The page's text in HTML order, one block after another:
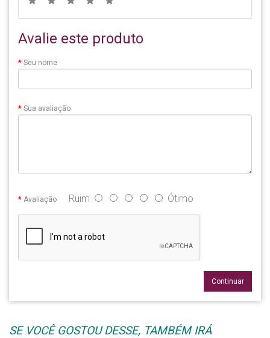
Avalie este produto
Seu nome
Sua avaliação
Avaliação Ruim Ótimo
Continuar
SE VOCÊ GOSTOU DESSE, TAMBÉM IRÁ